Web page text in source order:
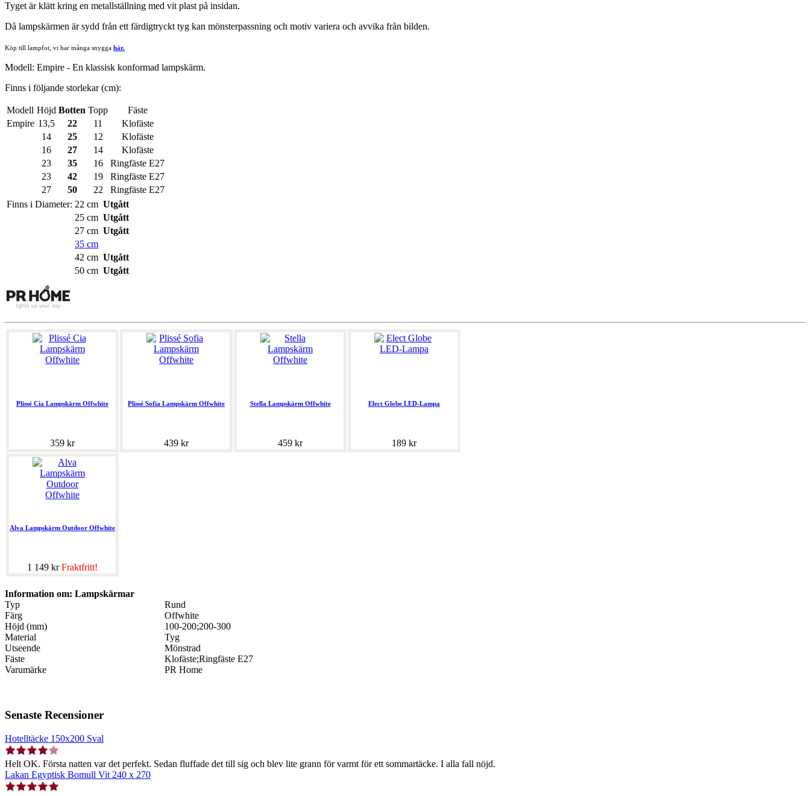
Tyget är klätt kring en metallställning med vit plast på insidan.
Då lampskärmen är sydd från ett färdigtryckt tyg kan mönsterpassning och motiv variera och avvika från bilden.
Köp till lampfot, vi har många snygga här.
Modell: Empire - En klassisk konformad lampskärm.
Finns i följande storlekar (cm):
Modell Höjd Botten Topp
Fäste
Empire 13,5 22 11
Klofäste
14
25 12
Klofäste
16
27 14
Klofäste
23
35 16
Ringfäste E27
23
42 19
Ringfäste E27
27
50 22
Ringfäste E27
Finns i Diameter: 22 cm Utgått
25 cm Utgått
27 cm Utgått
35 cm
42 cm Utgått
50 cm Utgått
Plissé Cia Lampskärm Offwhite
359 kr
Plissé Sofia Lampskärm Offwhite
439 kr
Stella Lampskärm Offwhite
459 kr
Elect Globe LED-Lampa
189 kr
Alva Lampskärm Outdoor Offwhite
1 149 krFraktfritt!
Information om: Lampskärmar
Typ
Rund
Färg
Offwhite
Höjd (mm)
100-200;200-300
Material
Tyg
Utseende
Mönstrad
Fäste
Klofäste;Ringfäste E27
Varumärke
PR Home
Senaste Recensioner
Hotelltäcke 150x200 Sval
Helt OK. Första natten var det perfekt. Sedan fluffade det till sig och blev lite grann för varmt för ett sommartäcke. I alla fall nöjd.
Lakan Egyptisk Bomull Vit 240 x 270